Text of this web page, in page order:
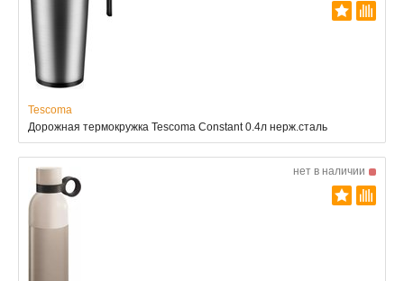
Tescoma
Дорожная термокружка Tescoma Constant 0.4л нерж.сталь
нет в наличии